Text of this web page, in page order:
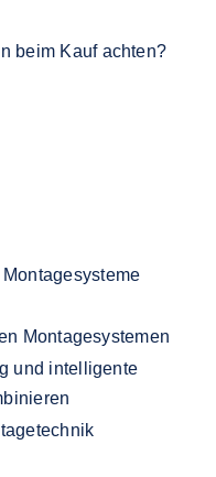
beim Kauf achten?
Montagesystemen
und intelligente